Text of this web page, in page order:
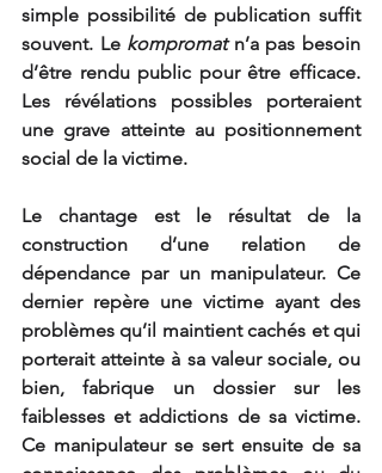
simple possibilité de publication suffit
souvent. Le kompromat n’a pas besoin
d’être rendu public pour être efficace.
Les révélations possibles porteraient
une grave atteinte au positionnement
social de la victime.
Le chantage est le résultat de la
construction d’une relation de
dépendance par un manipulateur. Ce
dernier repère une victime ayant des
problèmes qu’il maintient cachés et qui
porterait atteinte à sa valeur sociale, ou
bien, fabrique un dossier sur les
faiblesses et addictions de sa victime.
Ce manipulateur se sert ensuite de sa